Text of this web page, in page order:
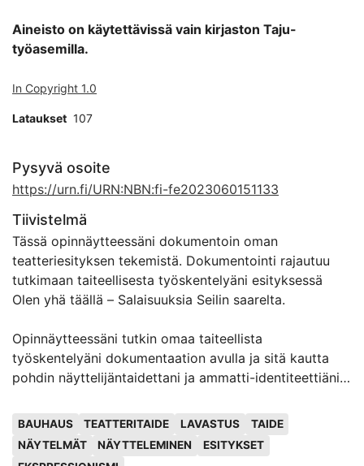
Aineisto on käytettävissä vain kirjaston Taju-
työasemilla.
In Copyright 1.0
Lataukset 107
Pysyvä osoite
https://urn.fi/URN:NBN:fi-fe2023060151133
Tiivistelmä
Tässä opinnäytteessäni dokumentoin oman
teatteriesityksen tekemistä. Dokumentointi rajautuu
tutkimaan taiteellisesta työskentelyäni esityksessä
Olen yhä täällä – Salaisuuksia Seilin saarelta.
Opinnäytteessäni tutkin omaa taiteellista
työskentelyäni dokumentaation avulla ja sitä kautta
pohdin näyttelijäntaidettani ja ammatti-identiteettiäni
teatteriesityksen tekemiseen liittyviin työrooleihini
taiteilijatuottajasta lavastajaan ja näyttelijään. Kerron
BAUHAUS TEATTERITAIDE LAVASTUS
TAIDE
NÄYTELMÄT
NÄYTTELEMINEN
ESITYKSET